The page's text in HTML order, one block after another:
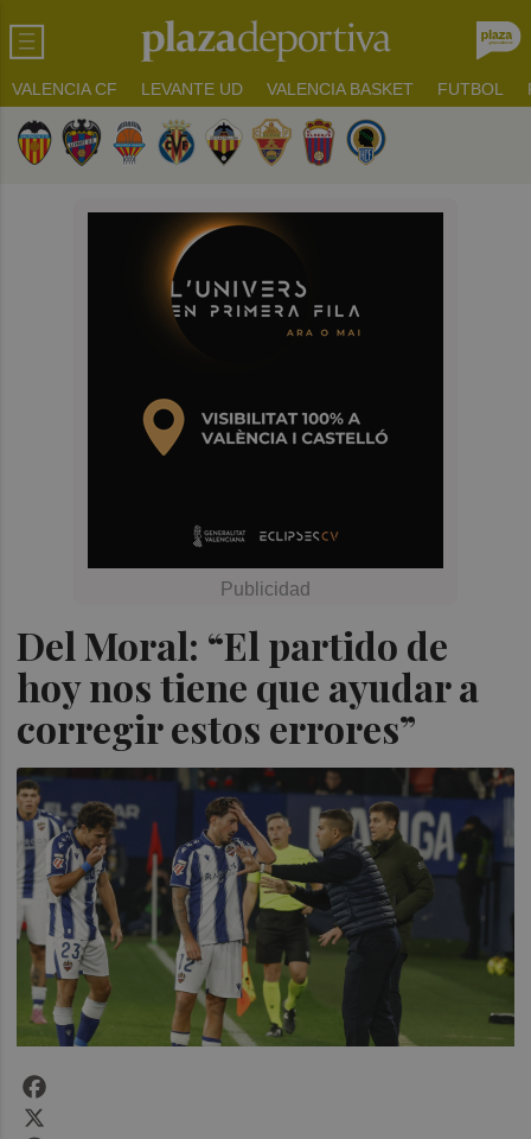
VALENCIA CF LEVANTE UD VALENCIA BASKET FUTBOL
Del Moral: “El partido de
hoy nos tiene que ayudar a
corregir estos errores”